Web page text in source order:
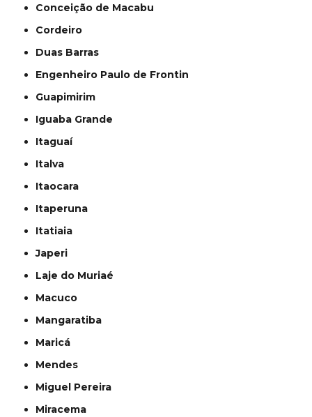
Conceição de Macabu
Cordeiro
Duas Barras
Engenheiro Paulo de Frontin
Guapimirim
Iguaba Grande
Itaguaí
Italva
Itaocara
Itaperuna
Itatiaia
Japeri
Laje do Muriaé
Macuco
Mangaratiba
Maricá
Mendes
Miguel Pereira
Miracema